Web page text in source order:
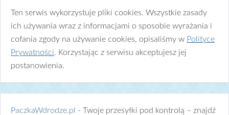
Ten serwis wykorzystuje pliki cookies. Wszystkie zasady
ich używania wraz z informacjami o sposobie wyrażania i
cofania zgody na używanie cookies, opisaliśmy w Polityce
Prywatności. Korzystając z serwisu akceptujesz jej
postanowienia.
PaczkaWdrodze.pl
- Twoje przesyłki pod kontrolą – znajdź